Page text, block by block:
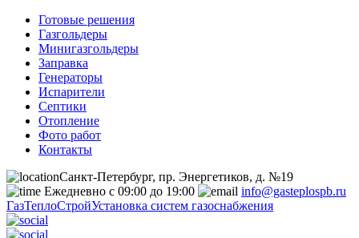
Готовые решения
Газгольдеры
Минигазгольдеры
Заправка
Генераторы
Испарители
Септики
Отопление
Фото работ
Контакты
Санкт-Петербург, пр. Энергетиков, д. №19
Ежедневно с 09:00 до 19:00
info@gasteplospb.ru
ГазТеплоСтройУстановка систем газоснабжения